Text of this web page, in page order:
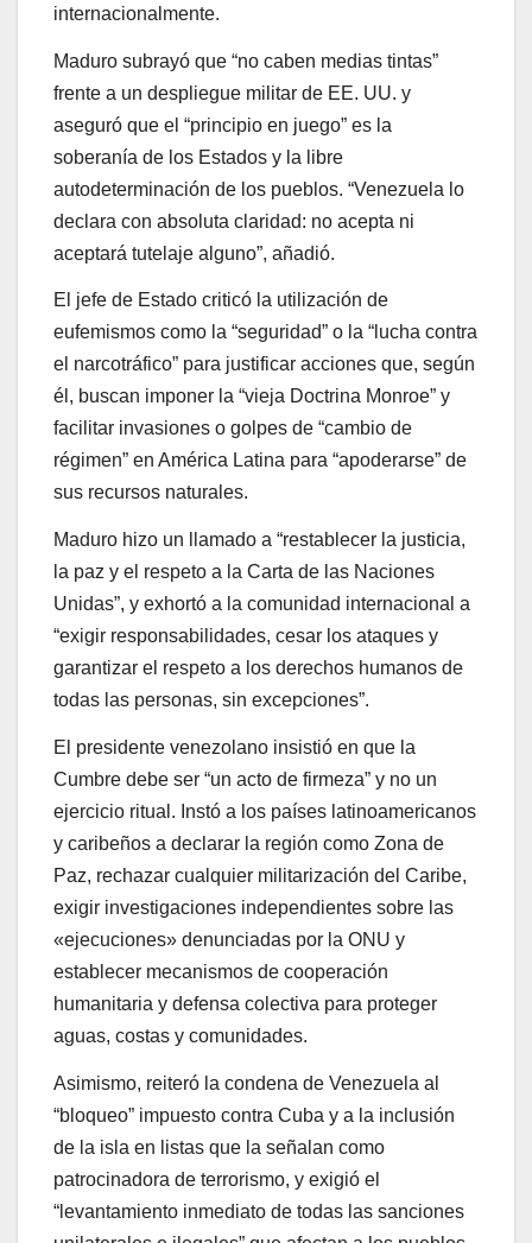
internacionalmente.
Maduro subrayó que “no caben medias tintas”
frente a un despliegue militar de EE. UU. y
aseguró que el “principio en juego” es la
soberanía de los Estados y la libre
autodeterminación de los pueblos. “Venezuela lo
declara con absoluta claridad: no acepta ni
aceptará tutelaje alguno”, añadió.
El jefe de Estado criticó la utilización de
eufemismos como la “seguridad” o la “lucha contra
el narcotráfico” para justificar acciones que, según
él, buscan imponer la “vieja Doctrina Monroe” y
facilitar invasiones o golpes de “cambio de
régimen” en América Latina para “apoderarse” de
sus recursos naturales.
Maduro hizo un llamado a “restablecer la justicia,
la paz y el respeto a la Carta de las Naciones
Unidas”, y exhortó a la comunidad internacional a
“exigir responsabilidades, cesar los ataques y
garantizar el respeto a los derechos humanos de
todas las personas, sin excepciones”.
El presidente venezolano insistió en que la
Cumbre debe ser “un acto de firmeza” y no un
ejercicio ritual. Instó a los países latinoamericanos
y caribeños a declarar la región como Zona de
Paz, rechazar cualquier militarización del Caribe,
exigir investigaciones independientes sobre las
«ejecuciones» denunciadas por la ONU y
establecer mecanismos de cooperación
humanitaria y defensa colectiva para proteger
aguas, costas y comunidades.
Asimismo, reiteró la condena de Venezuela al
“bloqueo” impuesto contra Cuba y a la inclusión
de la isla en listas que la señalan como
patrocinadora de terrorismo, y exigió el
“levantamiento inmediato de todas las sanciones